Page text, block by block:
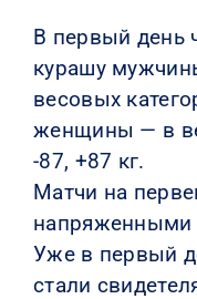
КОНТАКТЫ
В первый день
курашу
весовых
женщины — в
-87, +87 кг.
Матчи на
Уже в первый
стали